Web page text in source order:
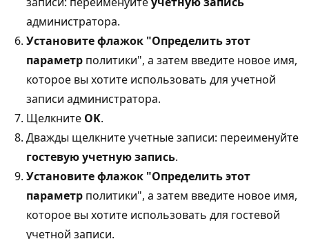
администратора.
Установите флажок "Определить этот
параметр политики", а затем введите новое имя,
которое вы хотите использовать для учетной
записи администратора.
Щелкните OK.
Дважды щелкните учетные записи: переименуйте
гостевую учетную запись.
Установите флажок "Определить этот
параметр политики", а затем введите новое имя,
которое вы хотите использовать для гостевой
учетной записи.